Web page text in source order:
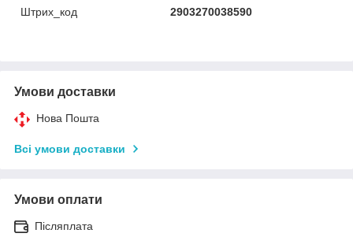
Штрих_код
2903270038590
Умови доставки
Нова Пошта
Всі умови доставки
Умови оплати
Післяплата